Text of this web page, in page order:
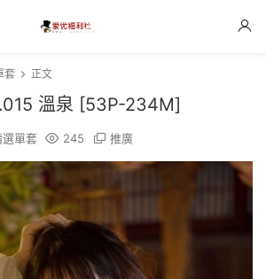
套 正文
溫泉 [53P-234M]
選單套 245 推廣